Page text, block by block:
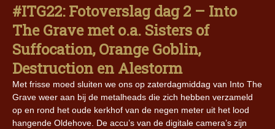
#ITG22: Fotoverslag dag 2 – Into
The Grave met o.a. Sisters of
Suffocation, Orange Goblin,
Destruction en Alestorm
Met frisse moed sluiten we ons op zaterdagmiddag van Into The
Grave weer aan bij de metalheads die zich hebben verzameld
op en rond het oude kerkhof van de negen meter uit het lood
hangende Oldehove. De accu’s van de digitale camera’s zijn